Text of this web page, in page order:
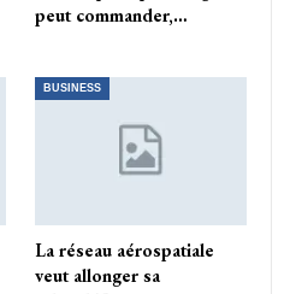
peut commander,…
BUSINESS
La réseau aérospatiale
veut allonger sa